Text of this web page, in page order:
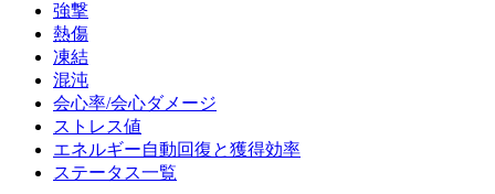
強撃
熱傷
凍結
混沌
会心率/会心ダメージ
ストレス値
エネルギー自動回復と獲得効率
ステータス一覧